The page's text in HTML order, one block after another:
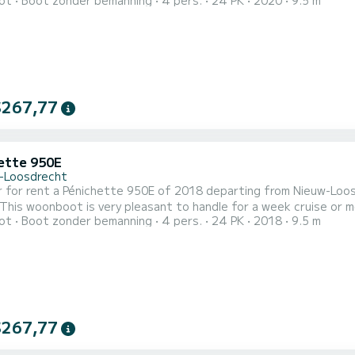
950E
Loosdrecht
for rent a Pénichette 950E of 2018 departing from Nieuw-
is very pleasant to handle for a week cruise or more. The boat has 1 cabins with all comfort and a
With an overall length of 10 meters, it will be your best
Boot zonder bemanning 4 pers. 24 PK 2018 9.5 m